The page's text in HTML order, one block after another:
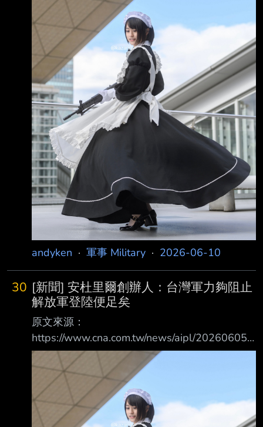
他們已被徹底擊敗。伊朗現在只會說大話，卻沒
有實際行動。這個中東的惡霸 已經完蛋了！ 他
們花了太長時間才願意談判一項原本對他們極為
有利的協議，而現在，他們將不得不付出 代
價！ 炒股的起手勢？ --
https://i.imgur.com/AEvCSI0.jpg --
andyken · 軍事 Military · 2026-06-10
30 [新聞] 安杜里爾創辦人：台灣軍力夠阻止
解放軍登陸便足矣
原文來源：
https://www.cna.com.tw/news/aipl/202606050
215.aspx 原文摘要： 美國國防科技公司
Anduril（安杜里爾）創辦人拉奇表示，台灣是
全世界極少數擁有工業和 科技能力，能完全自
製先進武器的國家，樂見台灣能成為國防產品出
口國，有利經濟發展外 ，加深各國對台灣的依